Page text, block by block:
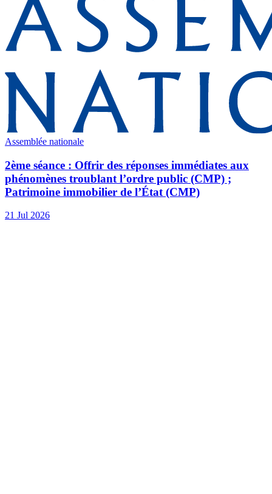
Assemblée nationale
2ème séance : Offrir des réponses immédiates aux
phénomènes troublant l’ordre public (CMP) ;
Patrimoine immobilier de l’État (CMP)
21 Jul 2026